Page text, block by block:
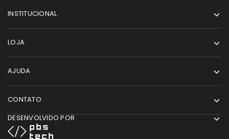
INSTITUCIONAL
LOJA
AJUDA
CONTATO
DESENVOLVIDO POR